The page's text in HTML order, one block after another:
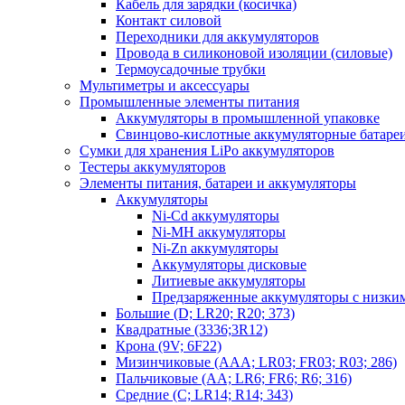
Кабель для зарядки (косичка)
Контакт силовой
Переходники для аккумуляторов
Провода в силиконовой изоляции (силовые)
Термоусадочные трубки
Мультиметры и аксессуары
Промышленные элементы питания
Аккумуляторы в промышленной упаковке
Свинцово-кислотные аккумуляторные
Сумки для хранения LiPo аккумуляторов
Тестеры аккумуляторов
Элементы питания, батареи и аккумуляторы
Аккумуляторы
Ni-Cd аккумуляторы
Ni-MH аккумуляторы
Ni-Zn аккумуляторы
Аккумуляторы дисковые
Литиевые аккумуляторы
Предзаряженные аккумуляторы с
Большие (D; LR20; R20; 373)
Квадратные (3336;3R12)
Крона (9V; 6F22)
Мизинчиковые (AAA; LR03; FR03; R03; 286)
Пальчиковые (AA; LR6; FR6; R6; 316)
Средние (C; LR14; R14; 343)